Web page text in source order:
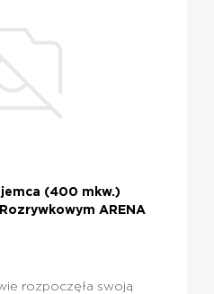
(400 mkw.)
ARENA
rozpoczęła swoją